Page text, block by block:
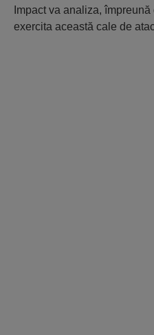
Impact va analiza,
exercita această cale de